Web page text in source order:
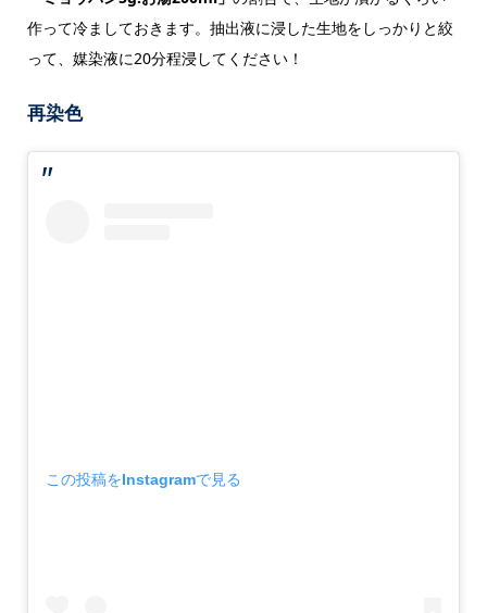
作って冷ましておきます。抽出液に浸した生地をしっかりと絞
って、媒染液に20分程浸してください！
再染色
この投稿をInstagramで見る